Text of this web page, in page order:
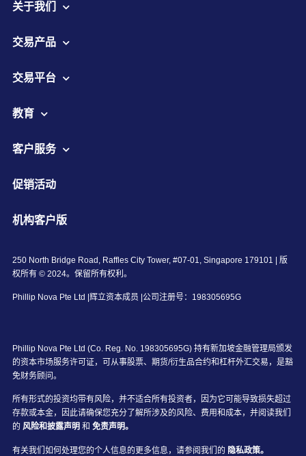
关于我们
交易产品
交易平台
教育
客户服务
促销活动
机构客户版
250 North Bridge Road, Raffles City Tower, #07-01, Singapore 179101 | 版
权所有 © 2024。保留所有权利。
Phillip Nova Pte Ltd |辉立资本成员 |公司注册号：198305695G
Phillip Nova Pte Ltd (Co. Reg. No. 198305695G) 持有新加坡金融管理局颁发
的资本市场服务许可证，可从事股票、期货/衍生品合约和杠杆外汇交易，是豁
免财务顾问。
所有形式的投资均带有风险，并不适合所有投资者，因为它可能导致损失超过
存款或本金，因此请确保您充分了解所涉及的风险、费用和成本，并阅读我们
的 风险和披露声明 和 免责声明。
有关我们如何处理您的个人信息的更多信息，请参阅我们的 隐私政策。